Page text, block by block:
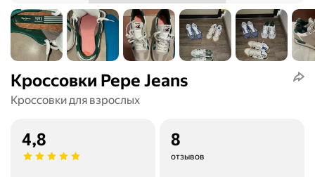
Кроссовки Pepe Jeans
Кроссовки для взрослых
4,8 8
отзывов